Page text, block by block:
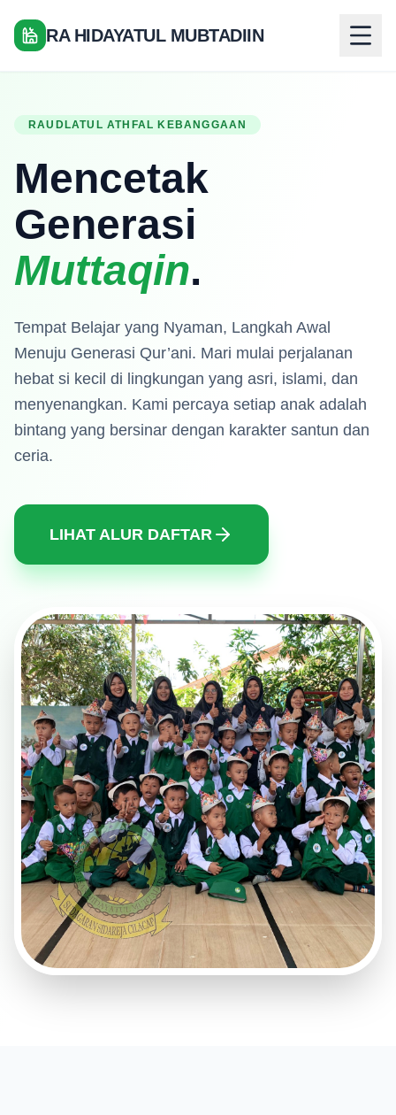
RA HIDAYATUL MUBTADIIN
RAUDLATUL ATHFAL KEBANGGAAN
Mencetak
Generasi
Muttaqin.
Tempat Belajar yang Nyaman, Langkah Awal
Menuju Generasi Qur’ani. Mari mulai perjalanan
hebat si kecil di lingkungan yang asri, islami, dan
menyenangkan. Kami percaya setiap anak adalah
bintang yang bersinar dengan karakter santun dan
ceria.
LIHAT ALUR DAFTAR